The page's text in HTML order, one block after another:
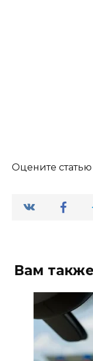
Оцените статью
Вам